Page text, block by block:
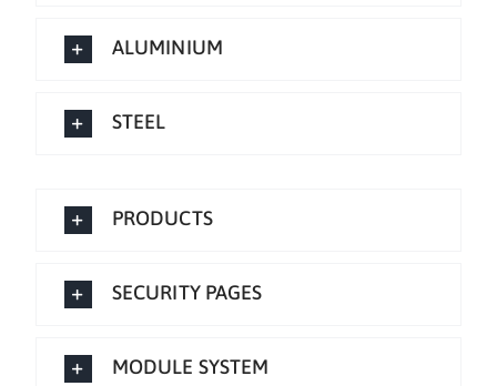
ALUMINIUM
STEEL
PRODUCTS
SECURITY PAGES
MODULE SYSTEM